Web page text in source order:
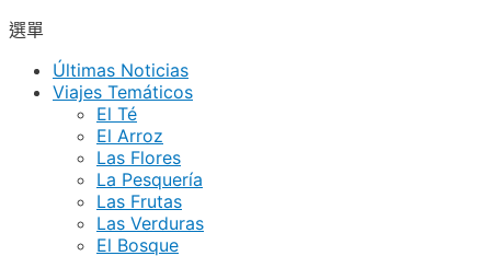
選單
Últimas Noticias
Viajes Temáticos
El Té
El Arroz
Las Flores
La Pesquería
Las Frutas
Las Verduras
El Bosque